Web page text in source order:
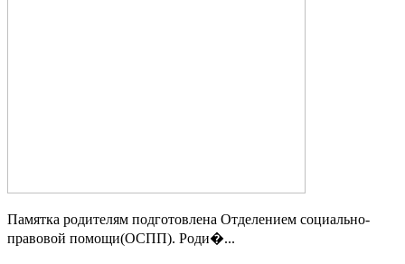
Памятка родителям подготовлена Отделением социально-
правовой помощи(ОСПП). Роди�...